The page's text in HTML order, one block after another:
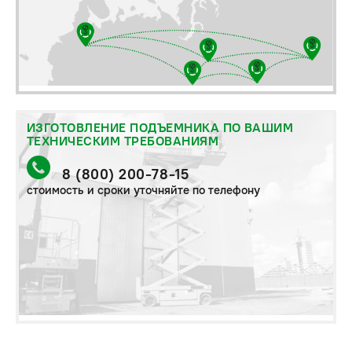
ИЗГОТОВЛЕНИЕ ПОДЪЕМНИКА ПО ВАШИМ
ТЕХНИЧЕСКИМ ТРЕБОВАНИЯМ
8 (800) 200-78-15
стоимость и сроки уточняйте по телефону